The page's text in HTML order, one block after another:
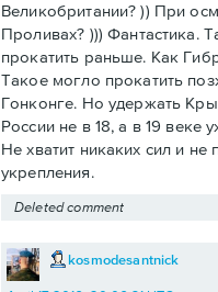
Великобритании? )) При
Проливах? ))) Фантастика.
прокатить раньше. Как
Такое могло прокатить
Гонконге. Но удержать
России не в 18, а в 19 веке
Не хватит никаких сил и не
укрепления.
Deleted comment
kosmodesantnick